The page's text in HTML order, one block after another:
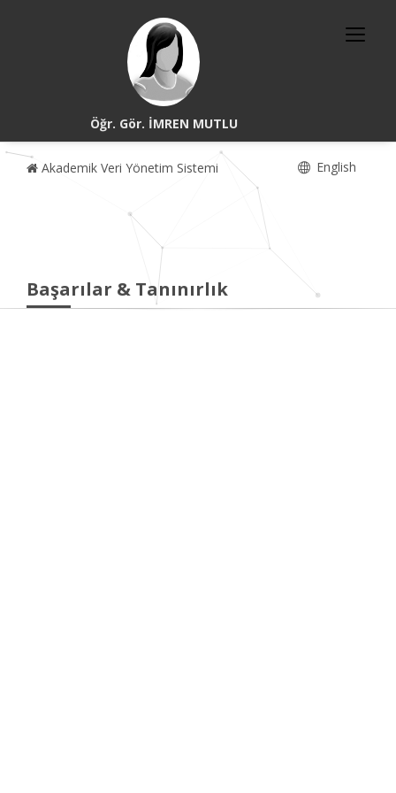
Öğr. Gör. İMREN MUTLU
Akademik Veri Yönetim Sistemi English
Başarılar & Tanınırlık